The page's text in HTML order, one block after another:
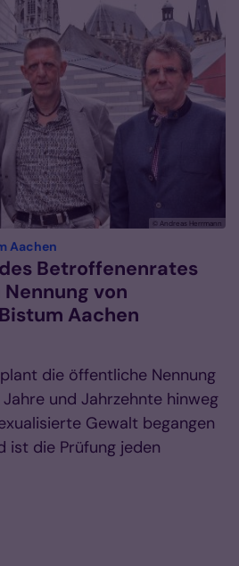
© Andreas Herrmann
Aachen
Betroffenenrates
von
Aachen
die öffentliche Nennung
und Jahrzehnte hinweg
Gewalt begangen
ist die Prüfung jeden